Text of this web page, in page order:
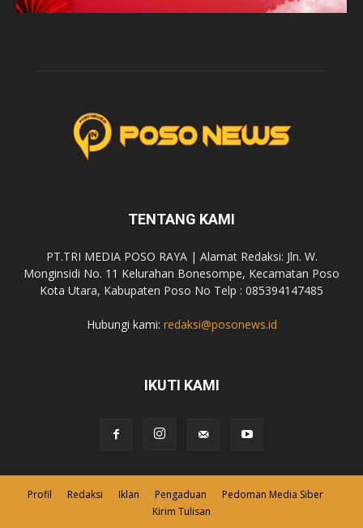
TENTANG KAMI
PT.TRI MEDIA POSO RAYA | Alamat Redaksi: Jln. W.
Monginsidi No. 11 Kelurahan Bonesompe, Kecamatan Poso
Kota Utara, Kabupaten Poso No Telp : 085394147485
Hubungi kami: redaksi@posonews.id
IKUTI KAMI
Profil Redaksi Iklan Pengaduan
Pedoman Media Siber
Kirim Tulisan